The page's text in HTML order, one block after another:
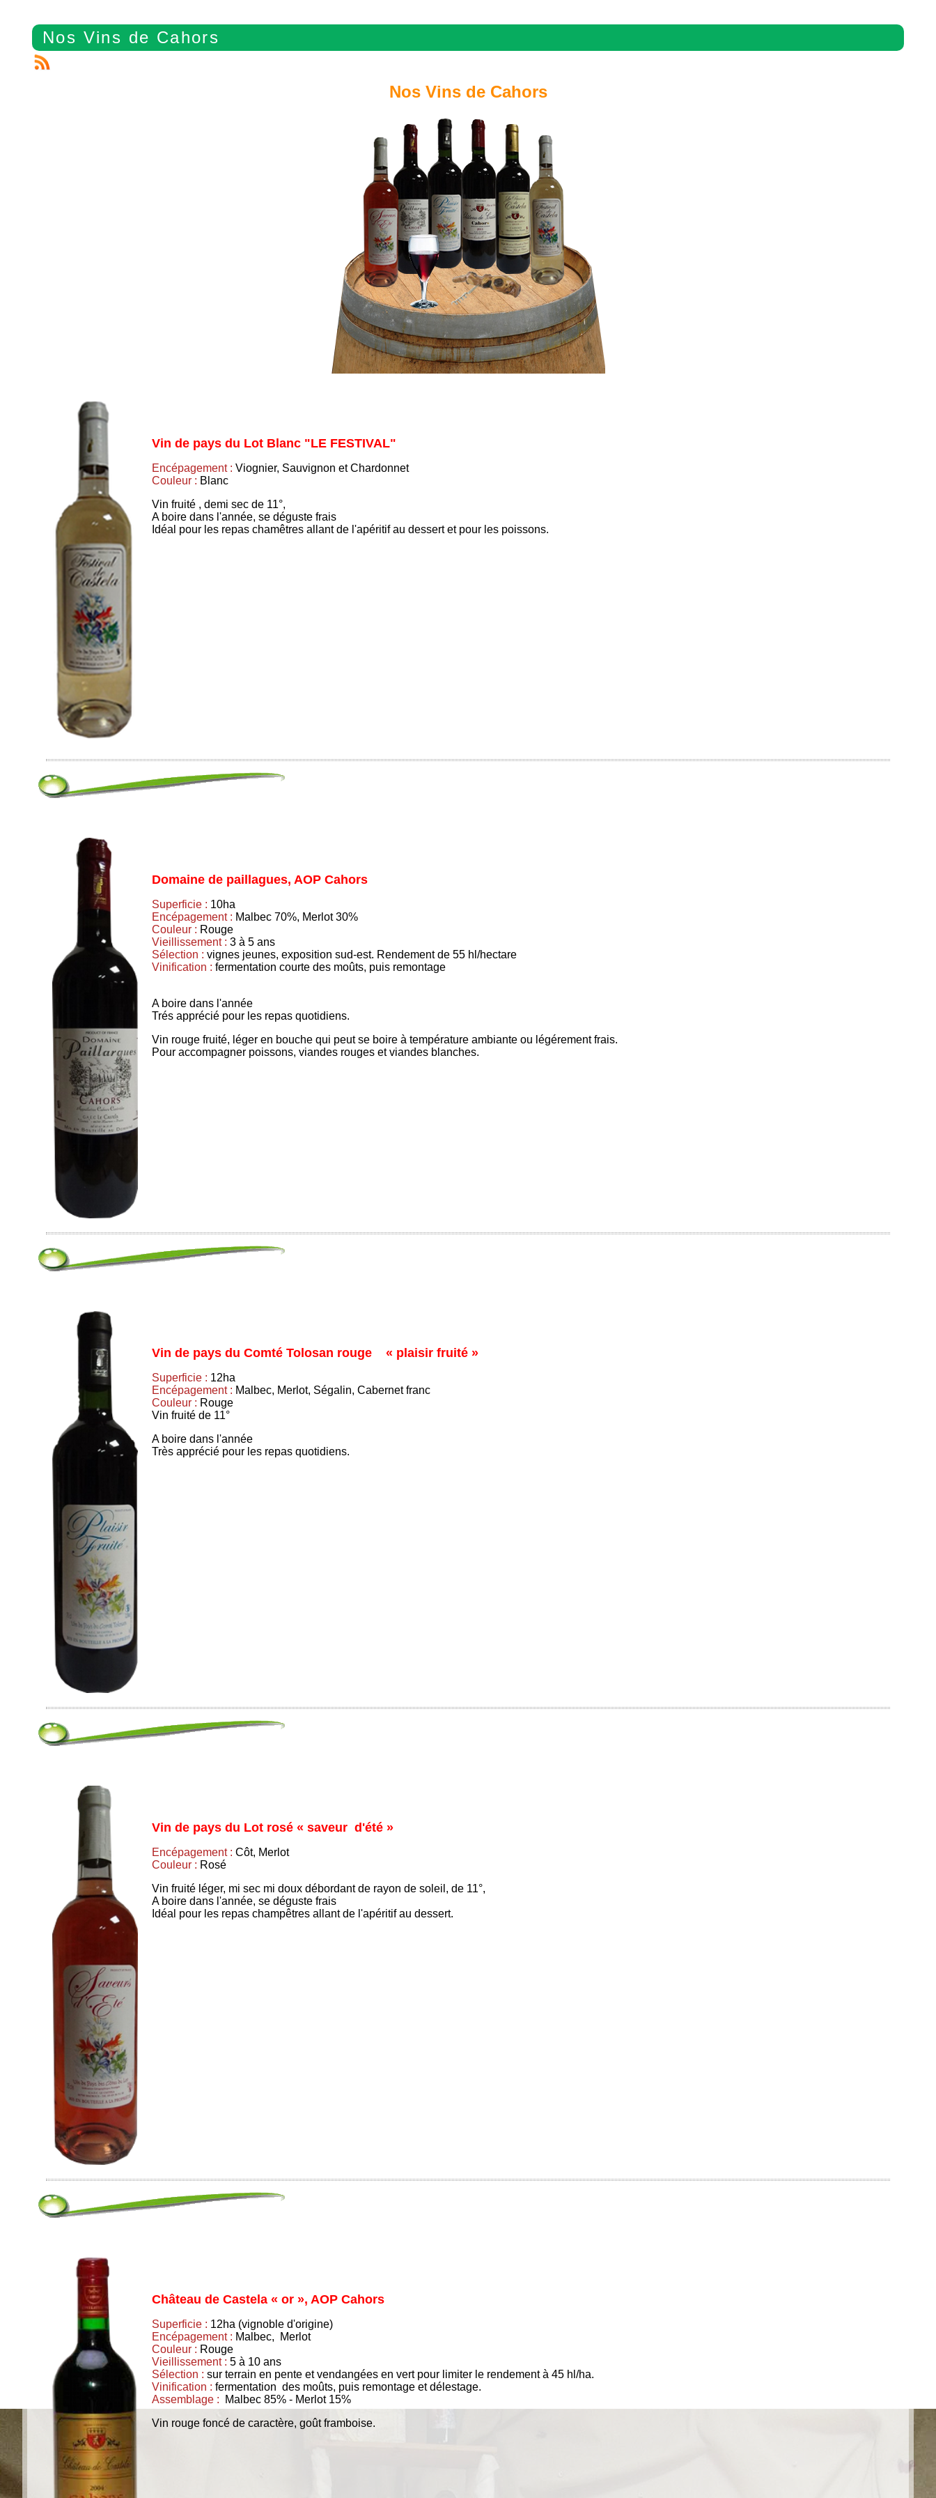
Nos Vins de Cahors
Nos Vins de Cahors
Vin de pays du Lot Blanc "LE FESTIVAL"
Encépagement : Viognier, Sauvignon et Chardonnet
Couleur : Blanc
Vin fruité , demi sec de 11°,
A boire dans l'année, se déguste frais
Idéal pour les repas chamêtres allant de l'apéritif au dessert et pour les poissons.
Domaine de paillagues, AOP Cahors
Superficie : 10ha
Encépagement : Malbec 70%, Merlot 30%
Couleur : Rouge
Vieillissement : 3 à 5 ans
Sélection : vignes jeunes, exposition sud-est. Rendement de 55 hl/hectare
Vinification : fermentation courte des moûts, puis remontage
A boire dans l'année
Trés apprécié pour les repas quotidiens.
Vin rouge fruité, léger en bouche qui peut se boire à température ambiante ou légérement frais.
Pour accompagner poissons, viandes rouges et viandes blanches.
Vin de pays du Comté Tolosan rouge « plaisir fruité »
Superficie : 12ha
Encépagement : Malbec, Merlot, Ségalin, Cabernet franc
Couleur : Rouge
Vin fruité de 11°
A boire dans l'année
Très apprécié pour les repas quotidiens.
Vin de pays du Lot rosé « saveur d'été »
Encépagement :Côt, Merlot
Couleur : Rosé
Vin fruité léger, mi sec mi doux débordant de rayon de soleil, de 11°,
A boire dans l'année, se déguste frais
Idéal pour les repas champêtres allant de l'apéritif au dessert.
Château de Castela « or », AOP Cahors
Superficie : 12ha (vignoble d'origine)
Encépagement : Malbec, Merlot
Couleur : Rouge
Vieillissement :5 à 10 ans
Sélection : sur terrain en pente et vendangées en vert pour limiter le rendement à 45 hl/ha.
Vinification :fermentation des moûts, puis remontage et délestage.
Assemblage : Malbec 85% - Merlot 15%
Vin rouge foncé de caractère, goût framboise.